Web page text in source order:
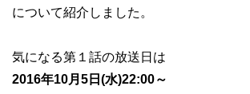
について紹介しました。
気になる第１話の放送日は
2016年10月5日(水)22:00～